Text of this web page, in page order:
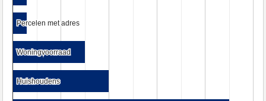
Percelen met adres
Percelen met adres
Woningvoorraad
Woningvoorraad
Huishoudens
Huishoudens